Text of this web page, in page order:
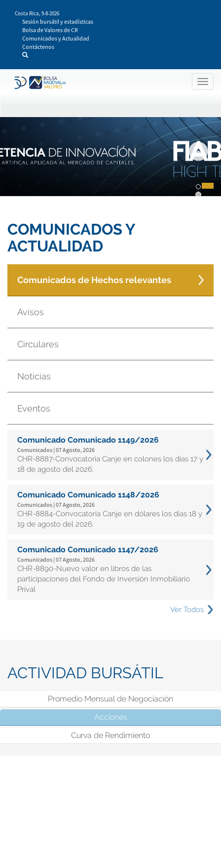
contenido
principal
Costa Rica, 9-8-2026
Sesión bursátil y estadísticas
Bolsa de Valores de CR
Comunicados y Actualidad
Contáctenos
COMUNICADOS Y
ACTUALIDAD
Comunicados de Hechos relevantes
Avisos
Circulares
Noticias
Eventos
Comunicado Comunicado 1149/2026
Comunicados | 07 Agosto, 2026
CHR-8887-Convocatoria Canje en colones los días 17 y
18 de agosto del 2026.
Comunicado Comunicado 1148/2026
Comunicados | 07 Agosto, 2026
CHR-8884-Convocatoria Canje en dólares los días 18 y
19 de agosto del 2026.
Comunicado Comunicado 1147/2026
Comunicados | 07 Agosto, 2026
CHR-8890-Nuevo valor en libros de las
participaciones del Fondo de Inversión Inmobiliario
Prival
Ver Todos
ACTIVIDAD BURSÁTIL
Promedio Mensual de Negociación
Acciones
Curva de Rendimiento